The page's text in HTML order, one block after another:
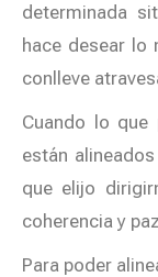
determinada
hace desear lo
conlleve
Cuando lo
están
que elijo
coherencia y
Para poder